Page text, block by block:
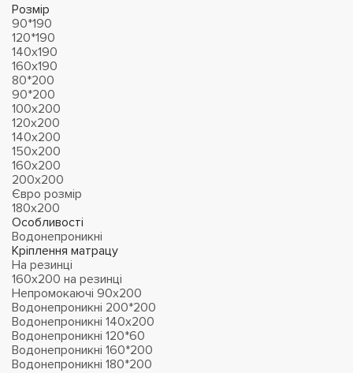
Розмір
90*190
120*190
140х190
160х190
80*200
90*200
100х200
120х200
140х200
150х200
160х200
200х200
Євро розмір
180х200
Особливості
Водонепроникні
Кріплення матрацу
На резинці
160х200 на резинці
Непромокаючі 90х200
Водонепроникні 200*200
Водонепроникні 140х200
Водонепроникні 120*60
Водонепроникні 160*200
Водонепроникні 180*200